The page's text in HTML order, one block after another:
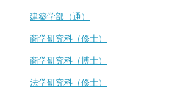
建築学部（通）
商学研究科（修士）
商学研究科（博士）
法学研究科（修士）